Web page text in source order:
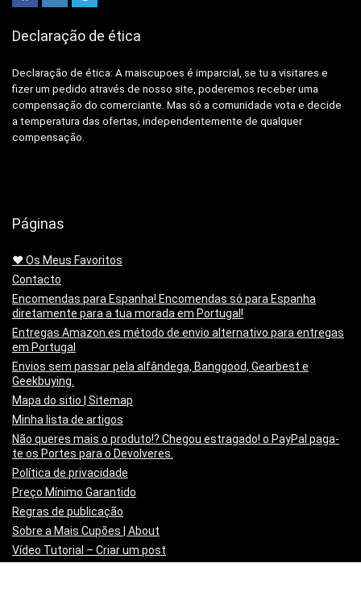
Declaração de ética
Declaração de ética: A maiscupoes é imparcial, se tu a visitares e
fizer um pedido através de nosso site, poderemos receber uma
compensação do comerciante. Mas só a comunidade vota e decide
a temperatura das ofertas, independentemente de qualquer
compensação.
Páginas
❤️ Os Meus Favoritos
Contacto
Encomendas para Espanha! Encomendas só para Espanha
diretamente para a tua morada em Portugal!
Entregas Amazon.es método de envio alternativo para entregas
em Portugal
Envios sem passar pela alfândega, Banggood, Gearbest e
Geekbuying.
Mapa do sitio | Sitemap
Minha lista de artigos
Não queres mais o produto!? Chegou estragado! o PayPal paga-
te os Portes para o Devolveres.
Política de privacidade
Preço Mínimo Garantido
Regras de publicação
Sobre a Mais Cupões | About
Vídeo Tutorial – Criar um post